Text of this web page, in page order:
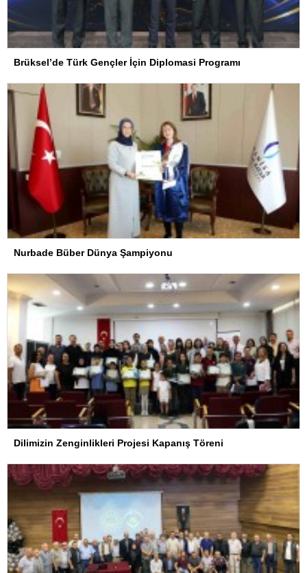
Brüksel’de Türk Gençler İçin Diplomasi Programı
Nurbade Büber Dünya Şampiyonu
Dilimizin Zenginlikleri Projesi Kapanış Töreni